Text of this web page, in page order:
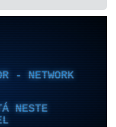
- NETWORK
NESTE